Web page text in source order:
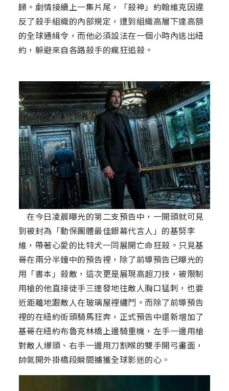
歸。劇情接續上一集片尾，「殺神」約翰維克因違
反了殺手組織的內部規定，遭到組織高層下達高額
的全球通緝令，而他必須設法在一個小時內逃出紐
約，躲避來自各路殺手的瘋狂追殺。
在今日凌晨曝光的第二支預告中，一開頭就可見
到被封為「動保團體最佳銀幕代言人」的基努李
維，帶著心愛的比特犬一同展開亡命狂殺。只見基
哥在兩分半鐘中的預告裡，除了前導預告已曝光的
用「書本」殺敵，這次更是展現高超刀技，被限制
用槍的他直接徒手三連發地往敵人胸口猛刺，也要
近距離地跟敵人在玻璃屋裡纏鬥。而除了前導預告
裡的在紐約街頭騎馬狂奔，正式預告中還新增加了
基哥在紐約布魯克林橋上邊騎重機，左手一邊用槍
對敵人爆頭、右手一邊用刀割喉的雙手開弓畫面，
帥氣開外掛橋段瞬間擄獲全球影迷的心。